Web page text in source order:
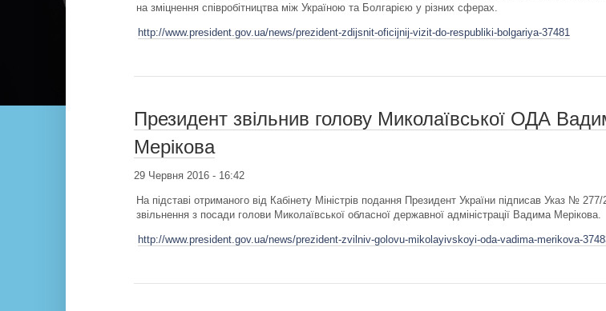
на зміцнення співробітництва між Україною та Болгарією у різних сферах.
http://www.president.gov.ua/news/prezident-zdijsnit-oficijnij-vizit-do-respubliki-bolgariya-37481
Президент звільнив голову Миколаївської ОДА
Мерікова
29 Червня 2016 - 16:42
На підставі отриманого від Кабінету Міністрів подання Президент України підписав Указ №
звільнення з посади голови Миколаївської обласної державної адміністрації Вадима Мерікова.
http://www.president.gov.ua/news/prezident-zvilniv-golovu-mikolayivskoyi-oda-vadima-merikova-